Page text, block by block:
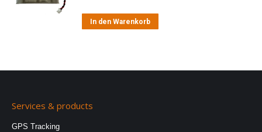
In den Warenkorb
Services & products
GPS Tracking